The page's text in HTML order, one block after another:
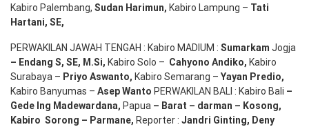
Kabiro Palembang, Sudan Harimun, Kabiro Lampung – Tati
Hartani, SE,
PERWAKILAN JAWAH TENGAH : Kabiro MADIUM : Sumarkam Jogja
– Endang S, SE, M.Si, Kabiro Solo – Cahyono Andiko, Kabiro
Surabaya – Priyo Aswanto, Kabiro Semarang – Yayan Predio,
Kabiro Banyumas – AsepWanto PERWAKILAN BALI : Kabiro Bali –
Gede Ing Madewardana, Papua – Barat – darman – Kosong,
Kabiro Sorong – Parmane, Reporter : Jandri Ginting, Deny